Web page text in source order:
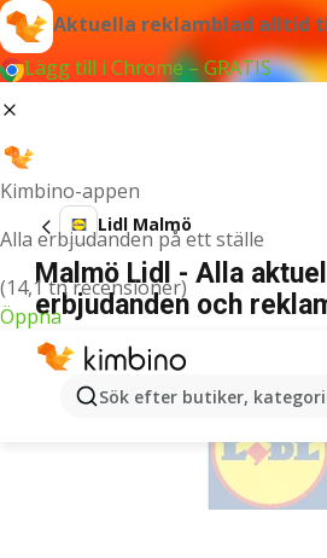
Aktuella reklamblad alltid
Lägg till i Chrome – GRATIS
Kimbino-appen
Alla erbjudanden på ett ställe
(14,1 tn recensioner)
Öppna
Sök efter butiker,
Lidl Malmö
Malmö Lidl - Alla
erbjudanden och